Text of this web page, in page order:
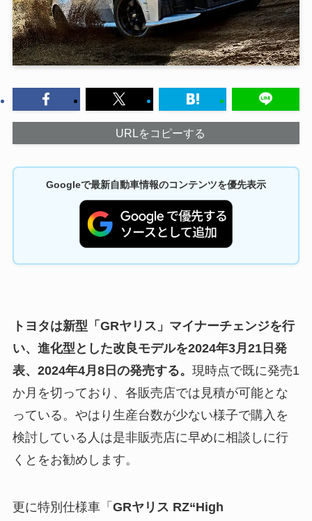
URLをコピーする
Googleで最新自動車情報のコンテンツを優先表示
トヨタは新型「GRヤリス」マイナーチェンジを行
い、進化型とした改良モデルを2024年3月21日発
表、2024年4月8日の発売する。 現時点で既に発売1
か月を切っており、各販売店では見積が可能とな
っている。やはり生産台数が少ない様子で購入を
検討している人は是非販売店に早めに相談しに行
くとをお勧めします。
更に特別仕様車「 GRヤリス RZ“High